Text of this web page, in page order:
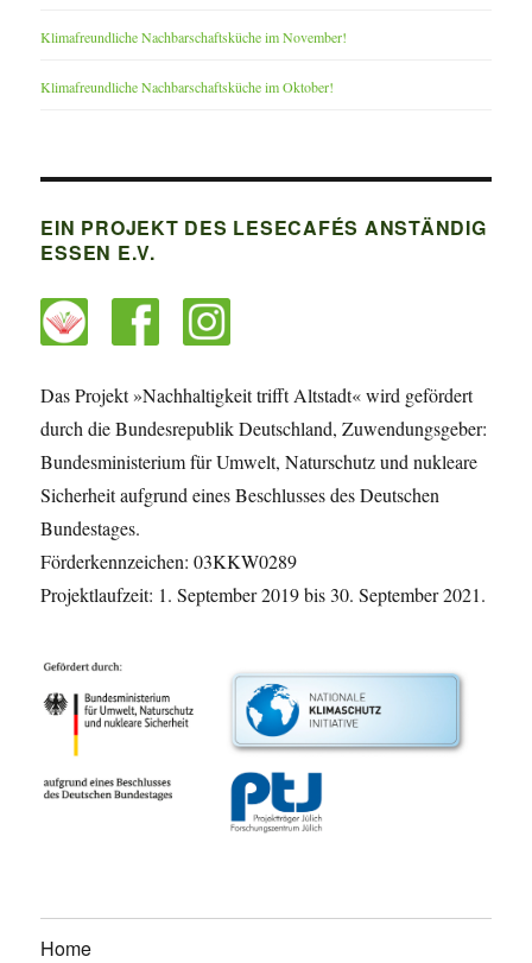
Klimafreundliche Nachbarschaftsküche im November!
Klimafreundliche Nachbarschaftsküche im Oktober!
EIN PROJEKT DES LESECAFÉS ANSTÄNDIG
ESSEN E.V.
Das Projekt »Nachhaltigkeit trifft Altstadt« wird gefördert
durch die Bundesrepublik Deutschland, Zuwendungsgeber:
Bundesministerium für Umwelt, Naturschutz und nukleare
Sicherheit aufgrund eines Beschlusses des Deutschen
Bundestages.
Förderkennzeichen: 03KKW0289
Projektlaufzeit: 1. September 2019 bis 30. September 2021.
Home